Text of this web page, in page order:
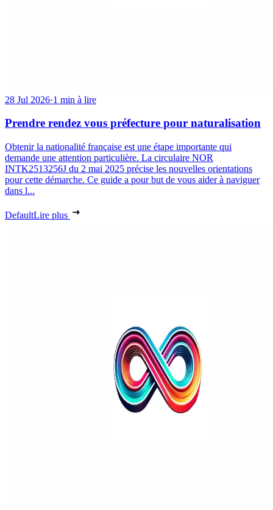
28 Jul 2026·1 min à lire
Prendre rendez vous préfecture pour naturalisation
Obtenir la nationalité française est une étape importante qui
demande une attention particulière. La circulaire NOR
INTK2513256J du 2 mai 2025 précise les nouvelles orientations
pour cette démarche. Ce guide a pour but de vous aider à naviguer
dans l...
DefaultLire plus